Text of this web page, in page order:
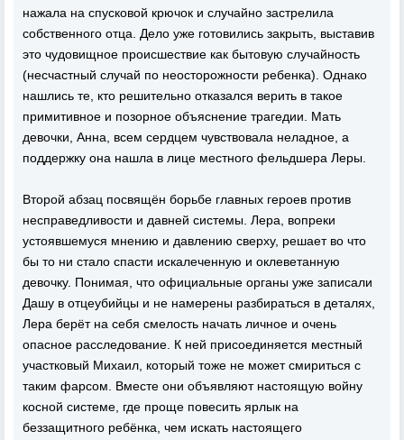
нажала на спусковой крючок и случайно застрелила
собственного отца. Дело уже готовились закрыть, выставив
это чудовищное происшествие как бытовую случайность
(несчастный случай по неосторожности ребенка). Однако
нашлись те, кто решительно отказался верить в такое
примитивное и позорное объяснение трагедии. Мать
девочки, Анна, всем сердцем чувствовала неладное, а
поддержку она нашла в лице местного фельдшера Леры.
Второй абзац посвящён борьбе главных героев против
несправедливости и давней системы. Лера, вопреки
устоявшемуся мнению и давлению сверху, решает во что
бы то ни стало спасти искалеченную и оклеветанную
девочку. Понимая, что официальные органы уже записали
Дашу в отцеубийцы и не намерены разбираться в деталях,
Лера берёт на себя смелость начать личное и очень
опасное расследование. К ней присоединяется местный
участковый Михаил, который тоже не может смириться с
таким фарсом. Вместе они объявляют настоящую войну
косной системе, где проще повесить ярлык на
беззащитного ребёнка, чем искать настоящего